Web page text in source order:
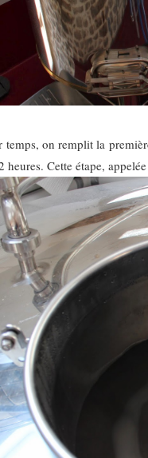
temps, on remplit la
heures. Cette étape,